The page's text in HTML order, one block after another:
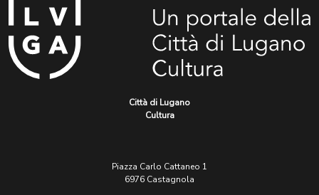
Città di Lugano
Cultura
Piazza Carlo Cattaneo 1
6976 Castagnola